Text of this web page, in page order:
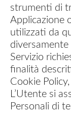
strumenti di
Applicazione
utilizzati da
diversamente
Servizio
finalità
Cookie
L’Utente si
Personali di